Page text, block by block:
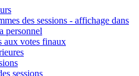
des sessions - affichage dans
personnel
aux votes finaux
sessions